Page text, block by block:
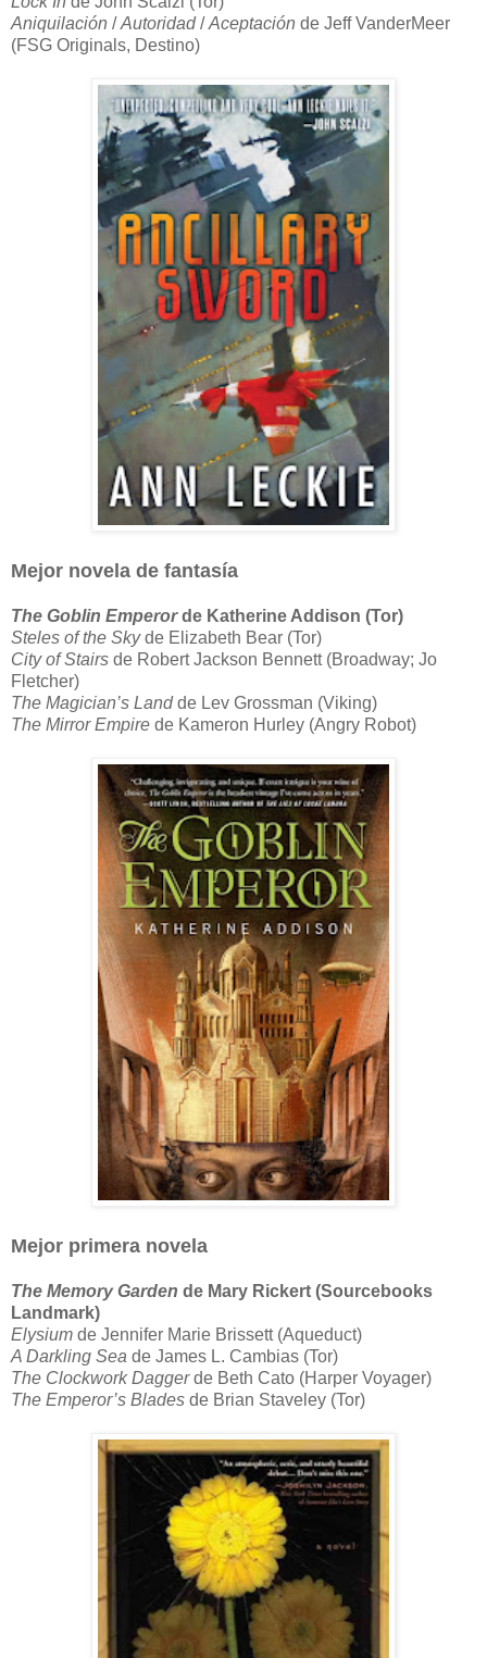
Aniquilación /Autoridad/Aceptación de Jeff VanderMeer
(FSG Originals, Destino)
Mejor novela de fantasía
The Goblin Emperorde Katherine Addison (Tor)
Steles of the Skyde Elizabeth Bear (Tor)
City of Stairs de Robert Jackson Bennett (Broadway; Jo
Fletcher)
The Magician’s Landde Lev Grossman (Viking)
The Mirror Empire de Kameron Hurley (Angry Robot)
Mejor primera novela
The Memory Garden de Mary Rickert (Sourcebooks
Landmark)
Elysium de Jennifer Marie Brissett (Aqueduct)
A Darkling Sea de James L. Cambias (Tor)
The Clockwork Daggerde Beth Cato (Harper Voyager)
The Emperor’s Blades de Brian Staveley (Tor)